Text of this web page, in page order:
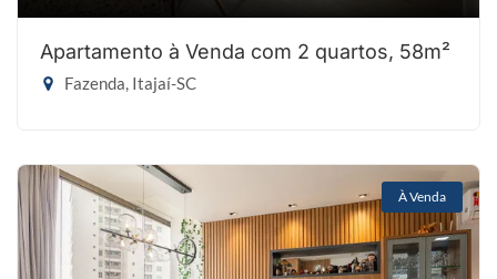
Apartamento à Venda com 2 quartos, 58m²
Fazenda, Itajaí-SC
À Venda